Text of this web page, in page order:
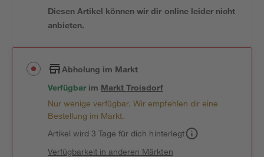
Diesen Artikel können wir dir online leider nicht
anbieten.
Abholung im Markt
Verfügbar im MarktTroisdorf
Nur wenige verfügbar. Wir empfehlen dir eine
Bestellung im Markt.
Artikel wird 3 Tage für dich hinterlegt
Verfügbarkeit in anderen Märkten